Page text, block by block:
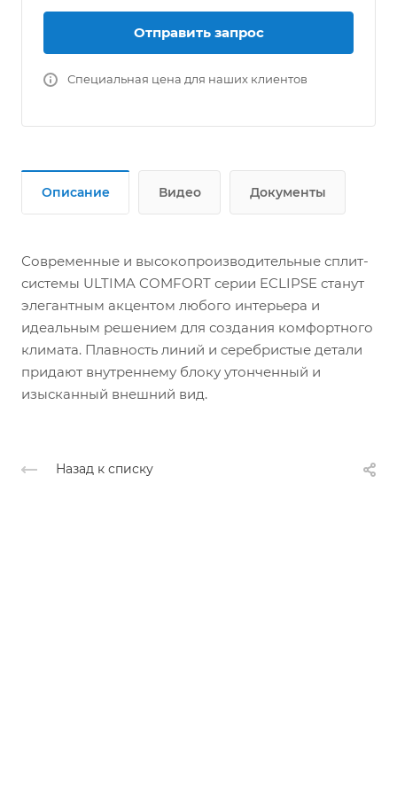
● Функция самодиагностики
● Функция теплого пуска
● Озонобезопасный хладагент R32
Отправить запрос
Специальная цена для наших клиентов
Описание Видео Документы
Современные и высокопроизводительные сплит-
системы ULTIMA COMFORT серии ECLIPSE станут
элегантным акцентом любого интерьера и
идеальным решением для создания комфортного
климата. Плавность линий и серебристые детали
придают внутреннему блоку утонченный и
изысканный внешний вид.
Назад к списку